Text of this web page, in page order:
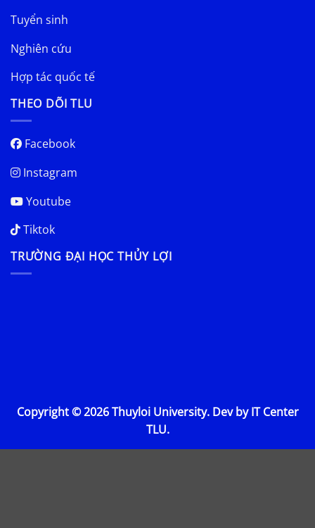
Tuyển sinh
Nghiên cứu
Hợp tác quốc tế
THEO DÕI TLU
Facebook
Instagram
Youtube
Tiktok
TRƯỜNG ĐẠI HỌC THỦY LỢI
Copyright © 2026 Thuyloi University. Dev by IT Center
TLU.